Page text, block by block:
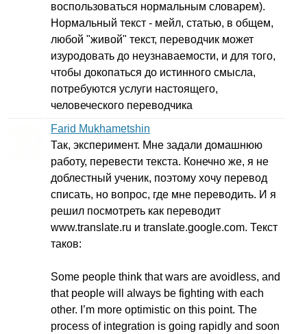
воспользоваться нормальным словарем).
Нормальный текст - мейл, статью, в общем,
любой "живой" текст, переводчик может
изуродовать до неузнаваемости, и для того,
чтобы докопаться до истинного смысла,
потребуются услуги настоящего,
человеческого переводчика
Farid Mukhametshin
Так, эксперимент. Мне задали домашнюю
работу, перевести текста. Конечно же, я не
доблестный ученик, поэтому хочу перевод
списать, но вопрос, где мне переводить. И я
решил посмотреть как переводит
www.translate.ru и translate.google.com. Текст
таков:
Some people think that wars are avoidless, and
that people will always be fighting with each
other. ’m more optimistic on this point. The
process of integration is going rapidly and soon